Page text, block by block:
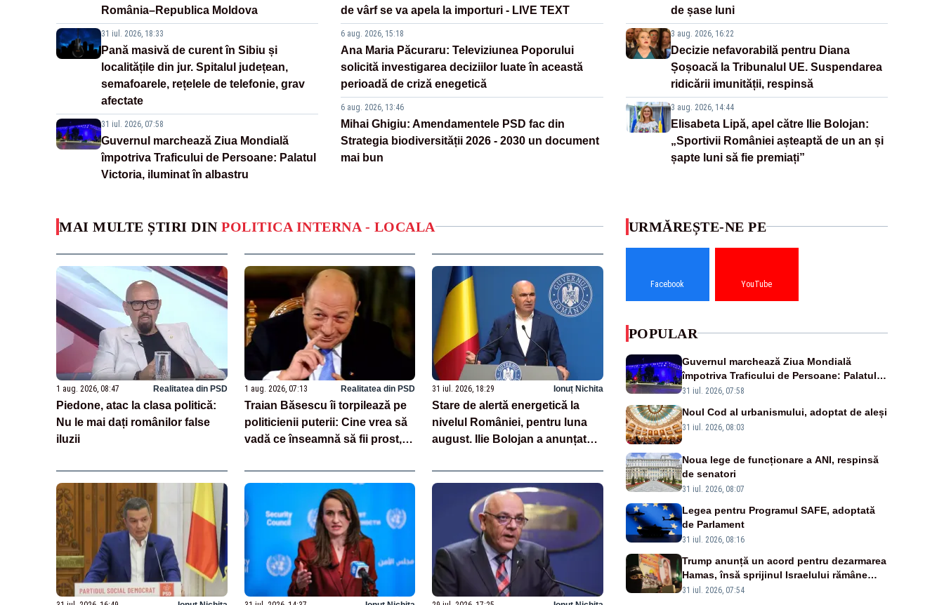
România–Republica Moldova
31 iul. 2026, 18:33
Pană masivă de curent în Sibiu și
localitățile din jur. Spitalul județean,
semafoarele, rețelele de telefonie, grav
afectate
31 iul. 2026, 07:58
Guvernul marchează Ziua Mondială
împotriva Traficului de Persoane: Palatul
Victoria, iluminat în albastru
de vârf se va apela la importuri - LIVE TEXT
6 aug. 2026, 15:18
Ana Maria Păcuraru: Televiziunea Poporului
solicită investigarea deciziilor luate în această
perioadă de criză enegetică
6 aug. 2026, 13:46
Mihai Ghigiu: Amendamentele PSD fac din
Strategia biodiversității 2026 - 2030 un document
mai bun
de șase luni
3 aug. 2026, 16:22
Decizie nefavorabilă pentru Diana
Șoșoacă la Tribunalul UE. Suspendarea
ridicării imunității, respinsă
3 aug. 2026, 14:44
Elisabeta Lipă, apel către Ilie Bolojan:
„Sportivii României așteaptă de un an și
șapte luni să fie premiați”
MAI MULTE ȘTIRI DIN POLITICA INTERNA - LOCALA
1 aug. 2026, 08:47 Realitatea din PSD
Piedone, atac la clasa politică:
Nu le mai dați românilor false
iluzii
1 aug. 2026, 07:13 Realitatea din PSD
Traian Băsescu îi torpilează pe
politicienii puterii: Cine vrea să
vadă ce înseamnă să fii prost,
31 iul. 2026, 18:29 Ionuț Nichita
Stare de alertă energetică la
nivelul României, pentru luna
august. Ilie Bolojan a anunțat
VIDEO
URMĂREȘTE-NE PE
Facebook YouTube
POPULAR
Guvernul marchează Ziua Mondială
împotriva Traficului de Persoane: Palatul
Victoria, iluminat în albastru
31 iul. 2026, 07:58
Noul Cod al urbanismului, adoptat de aleși
31 iul. 2026, 08:03
Noua lege de funcționare a ANI, respinsă
de senatori
31 iul. 2026, 08:07
Legea pentru Programul SAFE, adoptată
de Parlament
31 iul. 2026, 08:16
Trump anunță un acord pentru dezarmarea
Hamas, însă sprijinul Israelului rămâne
incert
31 iul. 2026, 07:54